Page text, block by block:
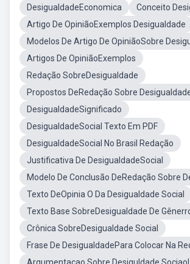
DesigualdadeEconomica
Conceito
Artigo De OpiniãoExemplos Desigualdade
Modelos De Artigo De OpiniãoSobre
Artigos De OpiniãoExemplos
Redação SobreDesigualdade
Propostos DeRedação Sobre
DesigualdadeSignificado
DesigualdadeSocial Texto Em PDF
DesigualdadeSocial No Brasil Redação
Justificativa De DesigualdadeSocial
Modelo De Conclusão DeRedação Sobre
Texto DeOpinia O Da Desigualdade Social
Texto Base SobreDesigualdade De
Crônica SobreDesigualdade Social
Frase De DesigualdadePara Colocar Na